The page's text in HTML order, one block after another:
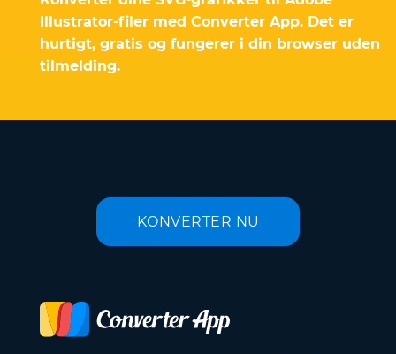
Illustrator-filer med Converter App. Det er
hurtigt, gratis og fungerer i din browser uden
tilmelding.
KONVERTER NU